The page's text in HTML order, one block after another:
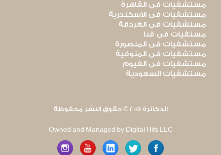
مستشفيات فى القاهرة
مستشفيات فى الاسكندرية
مستشفيات فى الغردقة
مستفيات فى قنا
مستشفيات فى المنصورة
مستشفيات فى المنوفية
مستشفيات فى الفيوم
مستشفيات السعودية
الدكاترة 2015 © حقوق النشر محفوظة
Owned and Managed by Digital Hits LLC